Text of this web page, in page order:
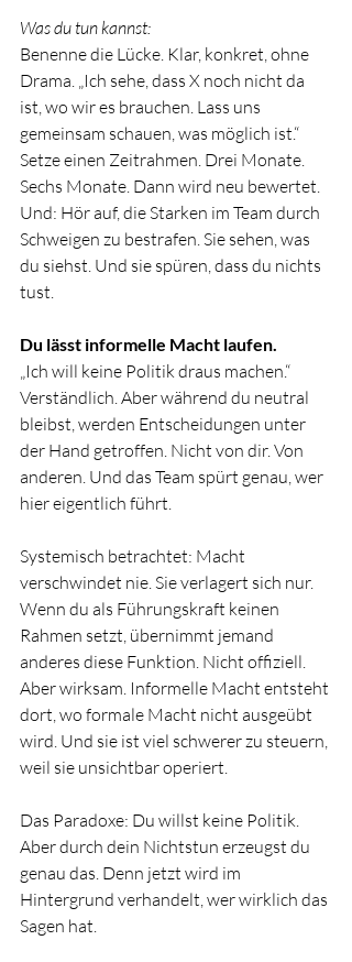
Was du tun kannst:
Benenne die Lücke. Klar, konkret, ohne
Drama. „Ich sehe, dass X noch nicht da
ist, wo wir es brauchen. Lass uns
gemeinsam schauen, was möglich ist.“
Setze einen Zeitrahmen. Drei Monate.
Sechs Monate. Dann wird neu bewertet.
Und: Hör auf, die Starken im Team durch
Schweigen zu bestrafen. Sie sehen, was
du siehst. Und sie spüren, dass du nichts
tust.
Du lässt informelle Macht laufen.
„Ich will keine Politik draus machen.“
Verständlich. Aber während du neutral
bleibst, werden Entscheidungen unter
der Hand getroffen. Nicht von dir. Von
anderen. Und das Team spürt genau, wer
hier eigentlich führt.
Systemisch betrachtet: Macht
verschwindet nie. Sie verlagert sich nur.
Wenn du als Führungskraft keinen
Rahmen setzt, übernimmt jemand
anderes diese Funktion. Nicht offiziell.
Aber wirksam. Informelle Macht entsteht
dort, wo formale Macht nicht ausgeübt
wird. Und sie ist viel schwerer zu steuern,
weil sie unsichtbar operiert.
Das Paradoxe: Du willst keine Politik.
Aber durch dein Nichtstun erzeugst du
genau das. Denn jetzt wird im
Hintergrund verhandelt, wer wirklich das
Sagen hat.